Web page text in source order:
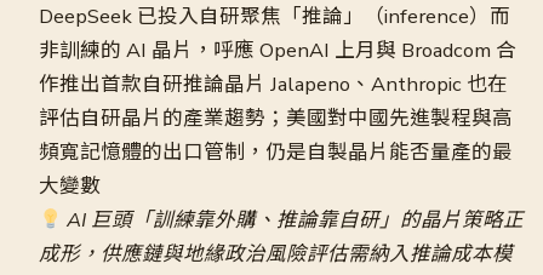
DeepSeek 已投入自研聚焦「推論」（inference）而
非訓練的 AI 晶片，呼應 OpenAI 上月與 Broadcom 合
作推出首款自研推論晶片 Jalapeno、Anthropic 也在
評估自研晶片的產業趨勢；美國對中國先進製程與高
頻寬記憶體的出口管制，仍是自製晶片能否量產的最
大變數
AI 巨頭「訓練靠外購、推論靠自研」的晶片策略正
成形，供應鏈與地緣政治風險評估需納入推論成本模